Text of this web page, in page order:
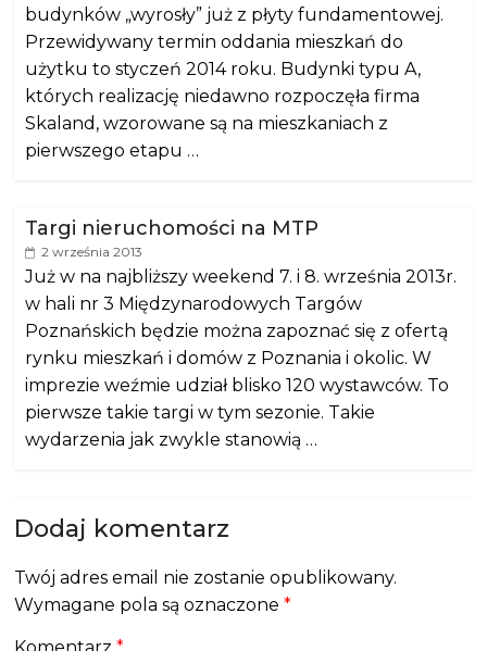
budynków „wyrosły” już z płyty fundamentowej.
Przewidywany termin oddania mieszkań do
użytku to styczeń 2014 roku. Budynki typu A,
których realizację niedawno rozpoczęła firma
Skaland, wzorowane są na mieszkaniach z
pierwszego etapu …
Targi nieruchomości na MTP
2 września 2013
Już w na najbliższy weekend 7. i 8. września 2013r.
w hali nr 3 Międzynarodowych Targów
Poznańskich będzie można zapoznać się z ofertą
rynku mieszkań i domów z Poznania i okolic. W
imprezie weźmie udział blisko 120 wystawców. To
pierwsze takie targi w tym sezonie. Takie
wydarzenia jak zwykle stanowią …
Dodaj komentarz
Twój adres email nie zostanie opublikowany.
Wymagane pola są oznaczone*